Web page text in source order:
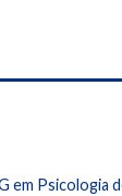
em Psicologia